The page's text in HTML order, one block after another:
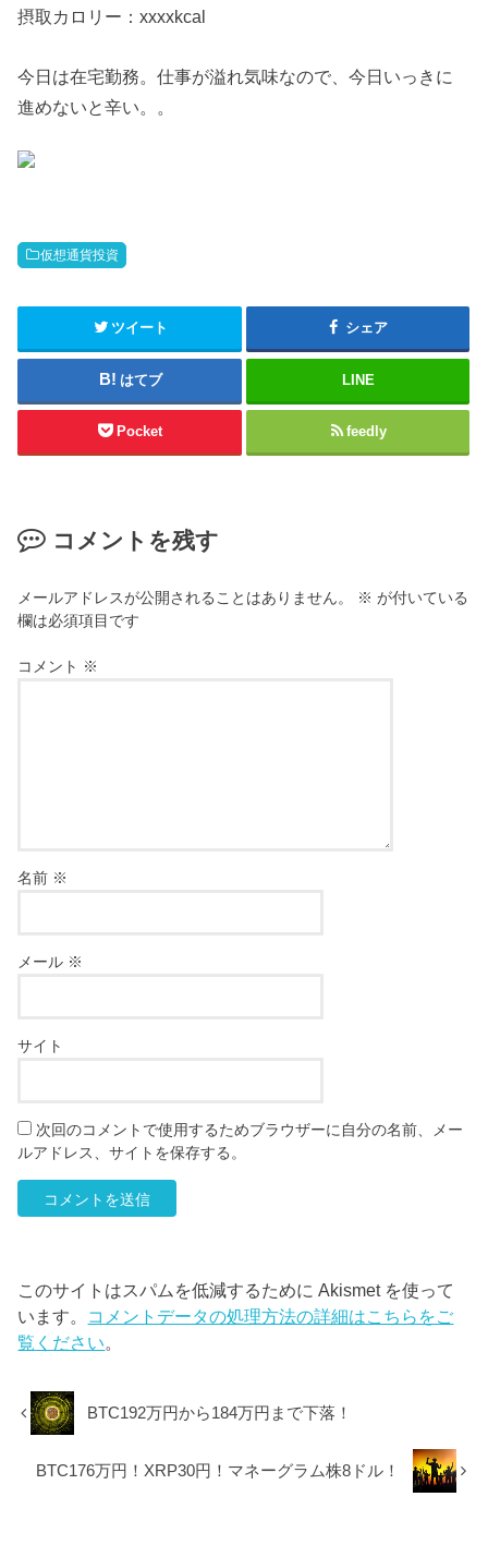
摂取カロリー：xxxxkcal
今日は在宅勤務。仕事が溢れ気味なので、今日いっきに
進めないと辛い。。
仮想通貨投資
ツイート シェア
はてブ LINE
Pocket feedly
コメントを残す
メールアドレスが公開されることはありません。 ※ が付いている
欄は必須項目です
コメント ※
名前 ※
メール ※
サイト
次回のコメントで使用するためブラウザーに自分の名前、メー
ルアドレス、サイトを保存する。
このサイトはスパムを低減するために Akismet を使って
います。 コメントデータの処理方法の詳細はこちらをご
覧ください。
BTC192万円から184万円まで下落！
BTC176万円！XRP30円！マネーグラム株8ドル！